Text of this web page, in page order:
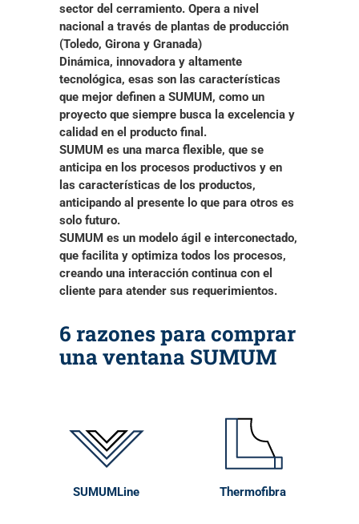
sector del cerramiento. Opera a nivel
nacional a través de plantas de producción
(Toledo, Girona y Granada)
Dinámica, innovadora y altamente
tecnológica, esas son las características
que mejor definen a SUMUM, como un
proyecto que siempre busca la excelencia y
calidad en el producto final.
SUMUM es una marca flexible, que se
anticipa en los procesos productivos y en
las características de los productos,
anticipando al presente lo que para otros es
solo futuro.
SUMUM es un modelo ágil e interconectado,
que facilita y optimiza todos los procesos,
creando una interacción continua con el
cliente para atender sus requerimientos.
6 razones para comprar
una ventana SUMUM
SUMUMLine Thermofibra